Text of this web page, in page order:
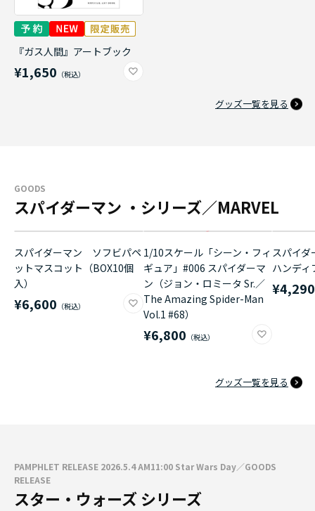
『ガス人間』アートブック
¥1,650
グッズ一覧を見る
GOODS
スパイダーマン ・シリーズ／MARVEL
スパイダーマン ソフビパペ
ットマスコット（BOX10個
入）
¥6,600
1/10スケール「シーン・フィ
ギュア」#006 スパイダーマ
ン（ジョン・ロミータ Sr.／
The Amazing Spider-Man
Vol.1 #68）
¥6,800
スパイ
ハンディ
¥4,290
グッズ一覧を見る
PAMPHLET RELEASE 2026.5.4 AM11:00 Star Wars Day／GOODS
RELEASE
スター・ウォーズ シリーズ